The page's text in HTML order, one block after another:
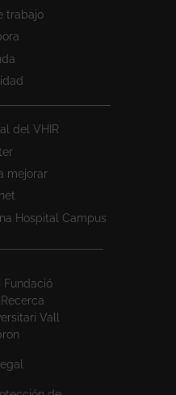
trabajo
del VHIR
mejorar
Hospital Campus
Fundació
Vall